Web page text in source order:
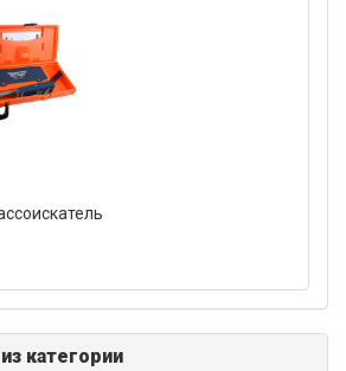
категории